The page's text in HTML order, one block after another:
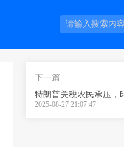
下一篇
2025-08-27 21:07:47